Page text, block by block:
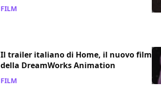
FILM
Il trailer italiano di Home, il nuovo film
della DreamWorks Animation
FILM